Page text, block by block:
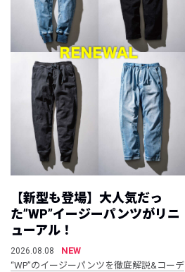
【新型も登場】大人気だっ
た”WP”イージーパンツがリニ
ューアル！
2026.08.08
NEW
“WP”のイージーパンツを徹底解説&コーデ